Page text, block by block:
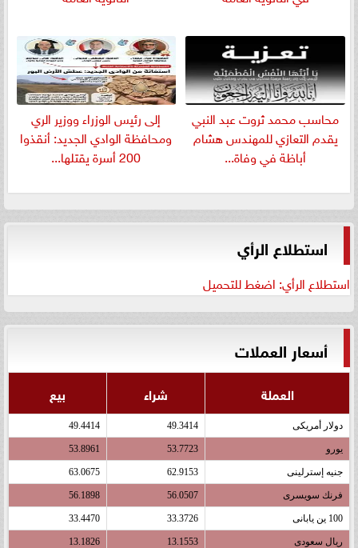
​محاسب محمد ثروت عبد النبي
يقدم التعازي للمهندس هشام
أباظة في وفاة...
إلى رئيس الوزراء ووزير الري
ومحافظة الوادي الجديد: أنقذوا
200 أسرة يقتلها...
استطلاع الرأي
استطلاع الرأي: اضغط للتحميل
أسعار العملات
العملة شراء بيع
دولار أمريكى 49.3414
49.4414
يورو 53.7723
53.8961
جنيه إسترلينى 62.9153
63.0675
فرنك سويسرى 56.0507
56.1898
100 ين يابانى 33.3726
33.4470
ريال سعودى 13.1553
13.1826